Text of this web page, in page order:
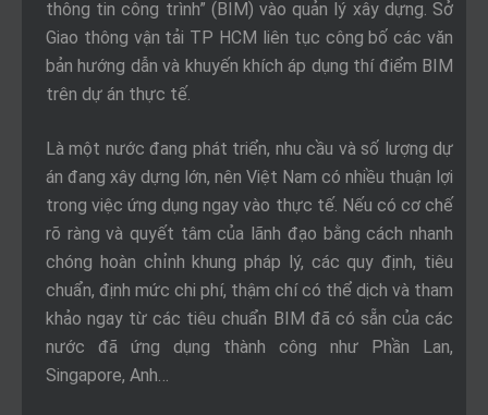
thông tin công trình” (BIM) vào quản lý xây dựng. Sở
Giao thông vận tải TP HCM liên tục công bố các văn
bản hướng dẫn và khuyến khích áp dụng thí điểm BIM
trên dự án thực tế.
Là một nước đang phát triển, nhu cầu và số lượng dự
án đang xây dựng lớn, nên Việt Nam có nhiều thuận lợi
trong việc ứng dụng ngay vào thực tế. Nếu có cơ chế
rõ ràng và quyết tâm của lãnh đạo bằng cách nhanh
chóng hoàn chỉnh khung pháp lý, các quy định, tiêu
chuẩn, định mức chi phí, thậm chí có thể dịch và tham
khảo ngay từ các tiêu chuẩn BIM đã có sẵn của các
nước đã ứng dụng thành công như Phần Lan,
Singapore, Anh…